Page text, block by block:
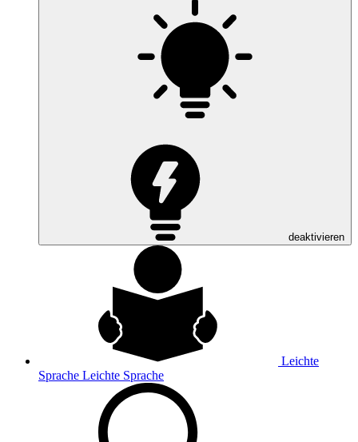
deaktivieren
Leichte
Sprache Leichte Sprache